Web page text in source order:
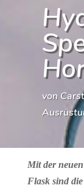
von
Mit der neuen
Flask sind